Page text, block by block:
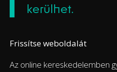
kerülhet.
Frissítse weboldalát
Az online kereskedelemben